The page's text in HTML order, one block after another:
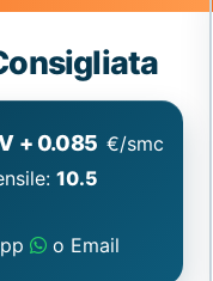
+ 0.085 €/smc
10.5
o Email